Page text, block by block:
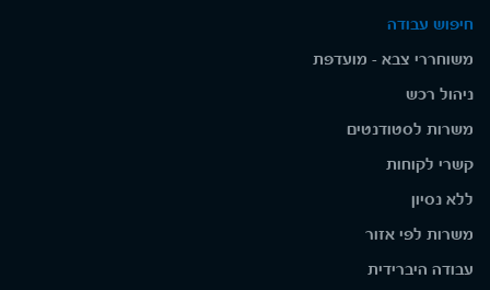
חיפוש עבודה
משוחררי צבא - מועדפת
ניהול רכש
משרות לסטודנטים
קשרי לקוחות
ללא נסיון
משרות לפי אזור
עבודה היברידית